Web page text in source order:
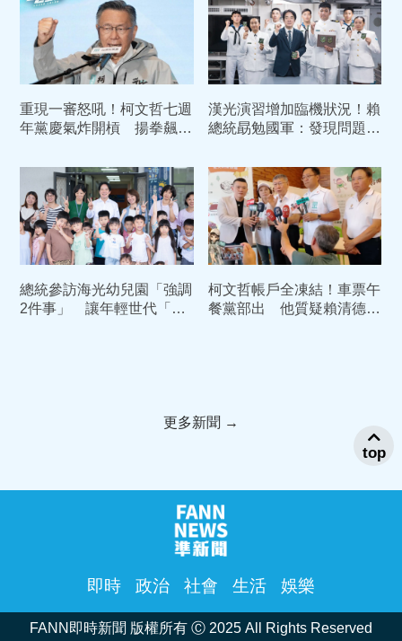
重現一審怒吼！柯文哲七週
年黨慶氣炸開槓 揚拳飆嗆
漢光演習增加臨機狀況！賴
總統勗勉國軍：發現問題立
總統參訪海光幼兒園「強調
2件事」 讓年輕世代「敢
柯文哲帳戶全凍結！車票午
餐黨部出 他質疑賴清德：
更多新聞 →
即時 政治 社會 生活 娛樂
FANN即時新聞 版權所有 Ⓒ 2025 All Rights Reserved
top